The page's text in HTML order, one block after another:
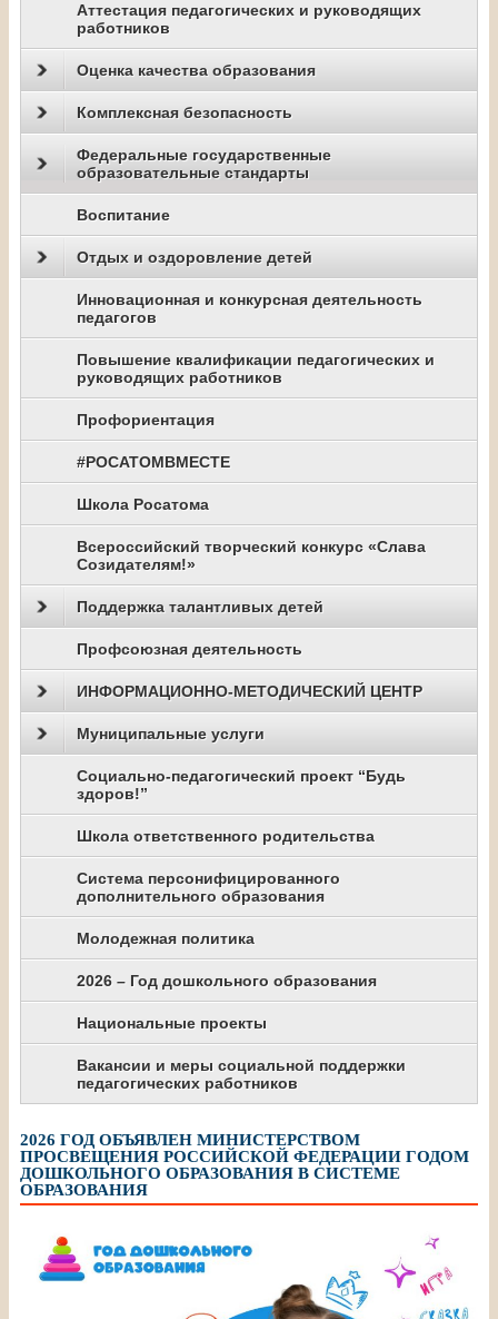
Аттестация педагогических и руководящих
работников
Оценка качества образования
Комплексная безопасность
Федеральные государственные
образовательные стандарты
Воспитание
Отдых и оздоровление детей
Инновационная и конкурсная деятельность
педагогов
Повышение квалификации педагогических и
руководящих работников
Профориентация
#РОСАТОМВМЕСТЕ
Школа Росатома
Всероссийский творческий конкурс «Слава
Созидателям!»
Поддержка талантливых детей
Профсоюзная деятельность
ИНФОРМАЦИОННО-МЕТОДИЧЕСКИЙ ЦЕНТР
Муниципальные услуги
Социально-педагогический проект “Будь
здоров!”
Школа ответственного родительства
Система персонифицированного
дополнительного образования
Молодежная политика
2026 – Год дошкольного образования
Национальные проекты
Вакансии и меры социальной поддержки
педагогических работников
2026 ГОД ОБЪЯВЛЕН МИНИСТЕРСТВОМ
ПРОСВЕЩЕНИЯ РОССИЙСКОЙ ФЕДЕРАЦИИ ГОДОМ
ДОШКОЛЬНОГО ОБРАЗОВАНИЯ В СИСТЕМЕ
ОБРАЗОВАНИЯ